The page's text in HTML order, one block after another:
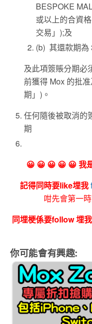
BESPOKE
或以上的合資
交易」);及
(b) 其還款期為
及此項簽賬分期必
前獲得 Mox 的批
期」)。
任何隨後被取消的
期
😀 😀 😀 😀 😀 我
記得同時要like埋我
咁先會第一
同埋梗係要follow 埋我
你可能會有興趣: